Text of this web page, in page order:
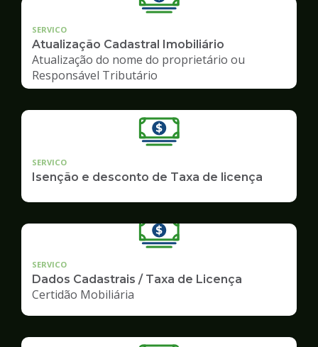
SERVICO
Atualização Cadastral Imobiliário
Atualização do nome do proprietário ou
Responsável Tributário
SERVICO
Isenção e desconto de Taxa de licença
SERVICO
Dados Cadastrais / Taxa de Licença
Certidão Mobiliária